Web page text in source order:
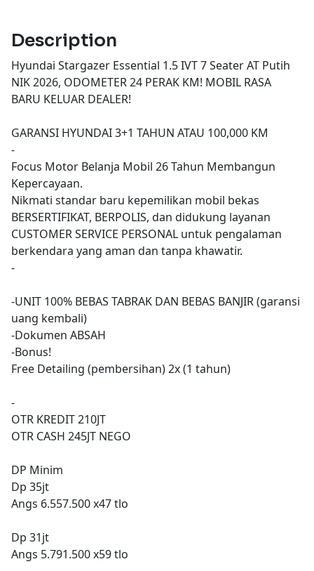
Description
Hyundai Stargazer Essential 1.5 IVT 7 Seater AT Putih
NIK 2026, ODOMETER 24 PERAK KM! MOBIL RASA
BARU KELUAR DEALER!
GARANSI HYUNDAI 3+1 TAHUN ATAU 100,000 KM
-
Focus Motor Belanja Mobil 26 Tahun Membangun
Kepercayaan.
Nikmati standar baru kepemilikan mobil bekas
BERSERTIFIKAT, BERPOLIS, dan didukung layanan
CUSTOMER SERVICE PERSONAL untuk pengalaman
berkendara yang aman dan tanpa khawatir.
-
-UNIT 100% BEBAS TABRAK DAN BEBAS BANJIR (garansi
uang kembali)
-Dokumen ABSAH
-Bonus!
Free Detailing (pembersihan) 2x (1 tahun)
-
OTR KREDIT 210JT
OTR CASH 245JT NEGO
DP Minim
Dp 35jt
Angs 6.557.500 x47 tlo
Dp 31jt
Angs 5.791.500 x59 tlo